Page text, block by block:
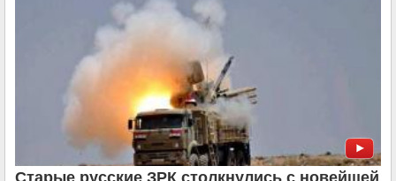
Cтарые русские ЗРК столкнулись с новейшей